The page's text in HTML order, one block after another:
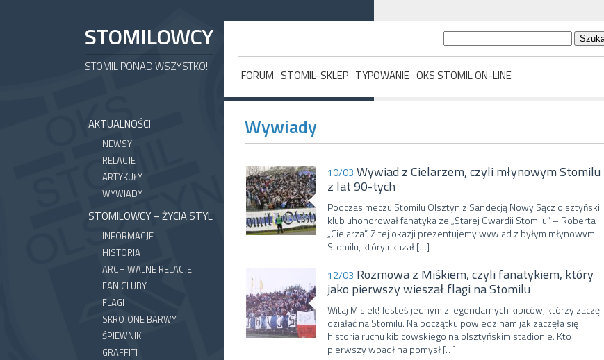
STOMILOWCY
STOMIL PONAD WSZYSTKO!
FORUM STOMIL-SKLEP TYPOWANIE OKS STOMIL ON-LINE
AKTUALNOŚCI
NEWSY
RELACJE
ARTYKUŁY
WYWIADY
STOMILOWCY – ŻYCIA STYL
INFORMACJE
HISTORIA
ARCHIWALNE RELACJE
FAN CLUBY
FLAGI
SKROJONE BARWY
ŚPIEWNIK
GRAFFITI
Wywiady
10/03 Wywiad z Cielarzem, czyli młynowym Stomilu
z lat 90-tych
Podczas meczu Stomilu Olsztyn z Sandecją Nowy Sącz olsztyński
klub uhonorował fanatyka ze „Starej Gwardii Stomilu” – Roberta
„Cielarza”. Z tej okazji prezentujemy wywiad z byłym młynowym
Stomilu, który ukazał […]
12/03 Rozmowa z Miśkiem, czyli fanatykiem, który
jako pierwszy wieszał flagi na Stomilu
Witaj Misiek! Jesteś jednym z legendarnych kibiców, którzy zaczęli
działać na Stomilu. Na początku powiedz nam jak zaczęła się
historia ruchu kibicowskiego na olsztyńskim stadionie. Kto
pierwszy wpadł na pomysł […]